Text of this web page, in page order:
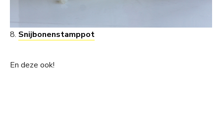
8. Snijbonenstamppot
En deze ook!